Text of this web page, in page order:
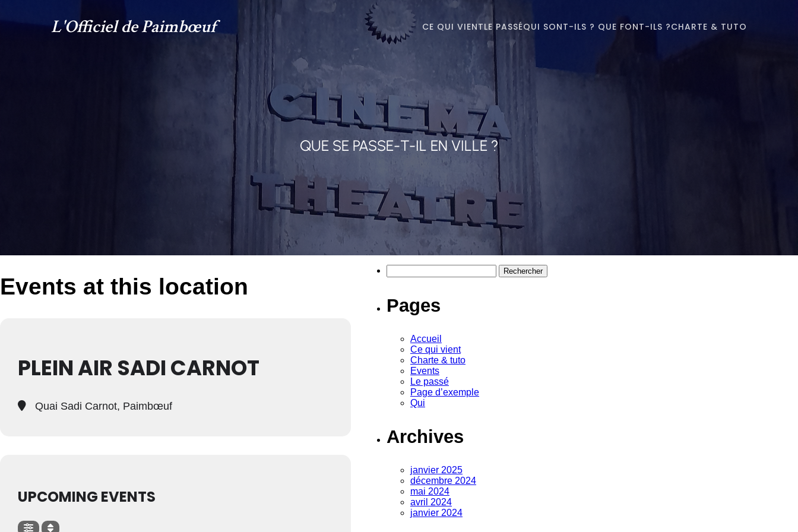
L'Officiel de Paimbœuf CE QUI VIENTLE PASSÉQUI SONT-ILS ? QUE FONT-ILS ?CHARTE & TUTO
QUE SE PASSE-T-IL EN VILLE ?
Events at this location
PLEIN AIR SADI CARNOT
Quai Sadi Carnot, Paimbœuf
UPCOMING EVENTS
Pages
Accueil
Ce qui vient
Charte & tuto
Events
Le passé
Page d’exemple
Qui
Archives
janvier 2025
décembre 2024
mai 2024
avril 2024
janvier 2024